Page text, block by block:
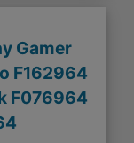
Gamer
F162964
F076964